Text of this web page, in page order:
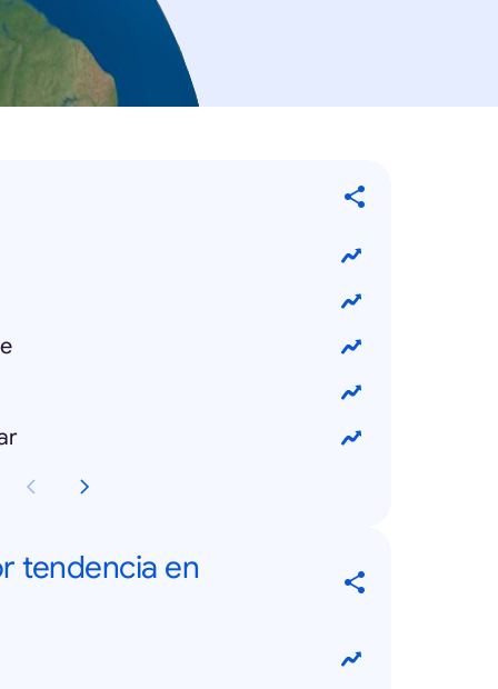
tendencia en